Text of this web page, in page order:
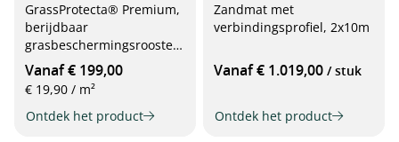
GrassProtecta® Premium,
berijdbaar
grasbeschermingsrooster
van kunststof, 2 kg/m²,
groen
Vanaf € 199,00
€ 19,90 / m²
Ontdek het product
Zandmat met
verbindingsprofiel, 2x10m
Vanaf € 1.019,00 / stuk
Ontdek het product